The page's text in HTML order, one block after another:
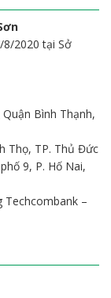
8/2020 tại Sở
Bình Thạnh,
Thọ, TP. Thủ Đức
9, P. Hố Nai,
Techcombank –